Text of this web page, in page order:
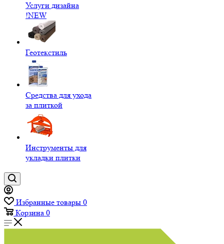
Услуги дизайна
!NEW
Геотекстиль
Средства для ухода
за плиткой
Инструменты для
укладки плитки
Избранные товары 0
Корзина 0